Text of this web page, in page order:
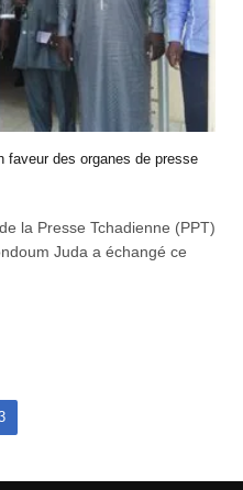
faveur des organes de presse
la Presse Tchadienne (PPT)
Juda a échangé ce